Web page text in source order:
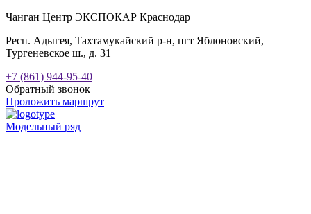
Чанган Центр ЭКСПОКАР Краснодар
Респ. Адыгея, Тахтамукайский р-н, пгт Яблоновский,
Тургеневское ш., д. 31
+7 (861) 944-95-40
Обратный звонок
Проложить маршрут
Модельный ряд